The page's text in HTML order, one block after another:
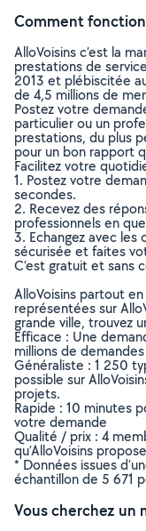
Comment
AlloVoisins c’est la
prestations de
2013 et plébiscitée
de 4,5 millions de
Postez votre
particulier ou un
prestations, du plus
pour un bon rapport
Facilitez votre
1. Postez votre
secondes.
2. Recevez des
professionnels en
3. Echangez avec
sécurisée et faites
C’est gratuit et sans
AlloVoisins partout
représentées sur
grande ville, trouvez
Efficace : Une
millions de
Généraliste : 1 250
possible sur
projets.
Rapide : 10 minutes
votre demande
Qualité / prix : 4
qu’AlloVoisins
* Données issues
échantillon de 5 671
Vous cherchez un